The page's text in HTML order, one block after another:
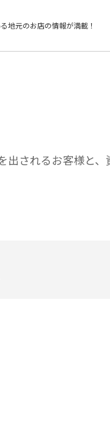
地元のお店の情報が満載！
出されるお客様と